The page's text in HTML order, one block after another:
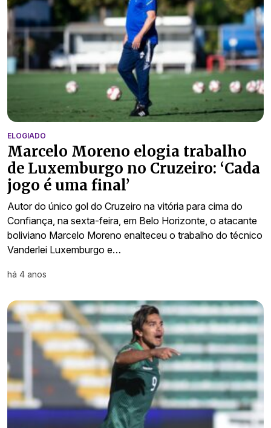
ELOGIADO
Marcelo Moreno elogia trabalho
de Luxemburgo no Cruzeiro: ‘Cada
jogo é uma final’
Autor do único gol do Cruzeiro na vitória para cima do
Confiança, na sexta-feira, em Belo Horizonte, o atacante
boliviano Marcelo Moreno enalteceu o trabalho do técnico
Vanderlei Luxemburgo e…
há 4 anos